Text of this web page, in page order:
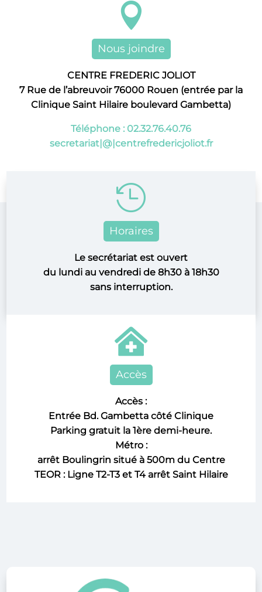

CENTRE FREDERIC JOLIOT
7 Rue de l’abreuvoir 76000 Rouen (entrée par la
Clinique Saint Hilaire boulevard Gambetta)
Téléphone : 02.32.76.40.76
secretariat|@|centrefredericjoliot.fr
Nous joindre

Le secrétariat est ouvert
du lundi au vendredi de 8h30 à 18h30
sans interruption.
Horaires

Accès :
Entrée Bd. Gambetta côté Clinique
Parking gratuit la 1ère demi-heure.
Métro :
arrêt Boulingrin situé à 500m du Centre
TEOR : Ligne T2-T3 et T4 arrêt Saint Hilaire
Accès